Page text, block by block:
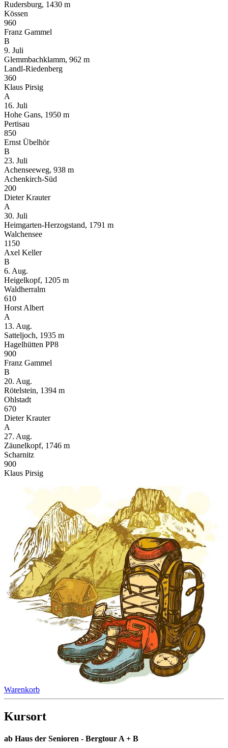
Rudersburg, 1430 m
Kössen
960
Franz Gammel
B
9. Juli
Glemmbachklamm, 962 m
Landl-Riedenberg
360
Klaus Pirsig
A
16. Juli
Hohe Gans, 1950 m
Pertisau
850
Ernst Übelhör
B
23. Juli
Achenseeweg, 938 m
Achenkirch-Süd
200
Dieter Krauter
A
30. Juli
Heimgarten-Herzogstand, 1791 m
Walchensee
1150
Axel Keller
B
6. Aug.
Heigelkopf, 1205 m
Waldherralm
610
Horst Albert
A
13. Aug.
Satteljoch, 1935 m
Hagelhütten PP8
900
Franz Gammel
B
20. Aug.
Rötelstein, 1394 m
Ohlstadt
670
Dieter Krauter
A
27. Aug.
Zäunelkopf, 1746 m
Scharnitz
900
Klaus Pirsig
Warenkorb
Kursort
ab Haus der Senioren - Bergtour A + B